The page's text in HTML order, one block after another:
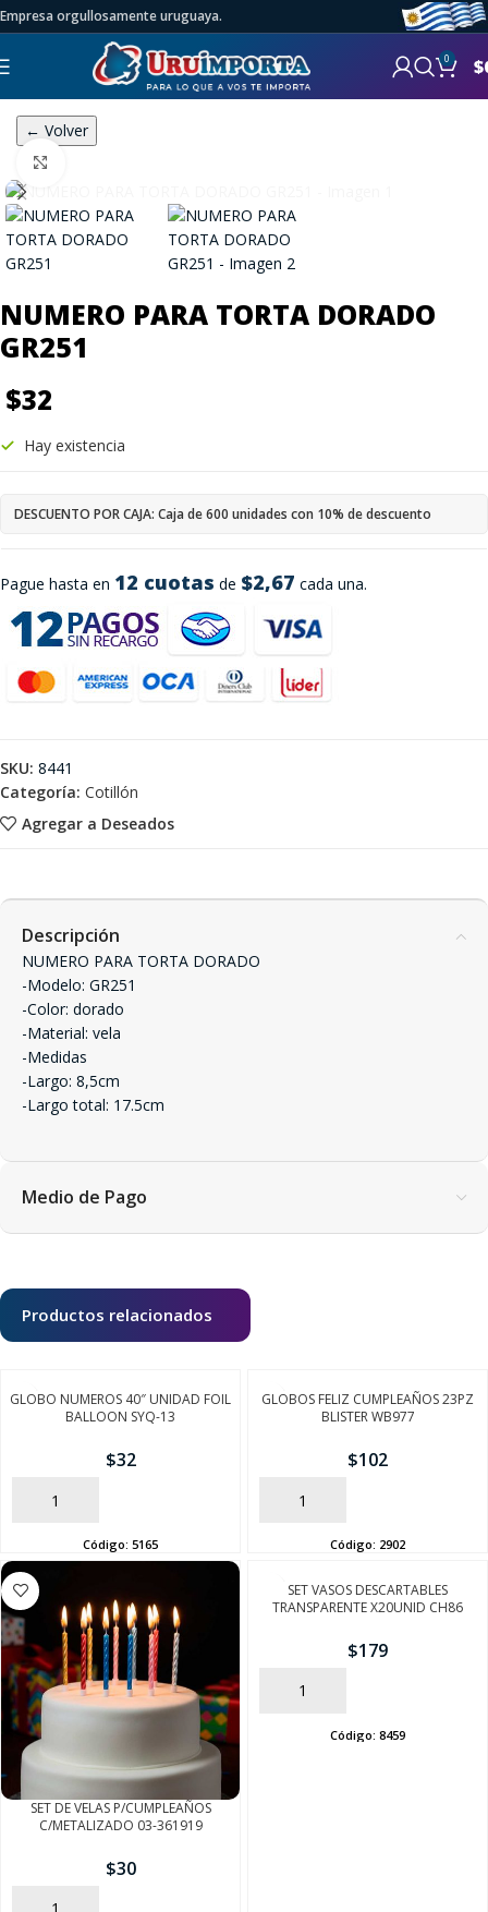
Empresa orgullosamente uruguaya.
0 $
← Volver
NUMERO PARA TORTA DORADO
GR251
$32
Pague hasta en 12 cuotas de $2,67 cada una.
Hay existencia
DESCUENTO POR CAJA: Caja de 600 unidades con 10% de descuento
Agregar a Deseados
SKU: 8441
Categoría: Cotillón
Descripción
NUMERO PARA TORTA DORADO
-Modelo: GR251
-Color: dorado
-Material: vela
-Medidas
-Largo: 8,5cm
-Largo total: 17.5cm
Medio de Pago
Productos relacionados
GLOBO NUMEROS 40″ UNIDAD FOIL
BALLOON SYQ-13
$32
AÑADIR
Código: 5165
GLOBOS FELIZ CUMPLEAÑOS 23PZ
BLISTER WB977
$102
AÑADIR
Código: 2902
SET DE VELAS P/CUMPLEAÑOS
C/METALIZADO 03-361919
$30
AÑADIR
SET VASOS DESCARTABLES
TRANSPARENTE X20UNID CH86
$179
AÑADIR
Código: 8459